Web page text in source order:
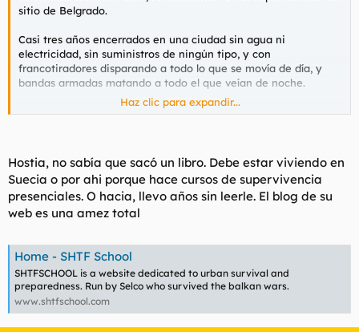
sitio de Belgrado.
Casi tres años encerrados en una ciudad sin agua ni
electricidad, sin suministros de ningún tipo, y con
francotiradores disparando a todo lo que se movía de día, y
bandas armadas matando a todo el que veían de noche.
Ver el archivos adjunto 156441
Haz clic para expandir...
Hostia, no sabía que sacó un libro. Debe estar viviendo en
Suecia o por ahi porque hace cursos de supervivencia
presenciales. O hacia, llevo años sin leerle. El blog de su
web es una amez total
Home - SHTF School
SHTFSCHOOL is a website dedicated to urban survival and
preparedness. Run by Selco who survived the balkan wars.
www.shtfschool.com